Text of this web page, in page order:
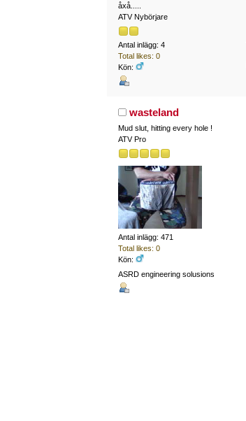
åxå.....
ATV Nybörjare
Antal inlägg: 4
Total likes: 0
Kön:
wasteland
Mud slut, hitting every hole !
ATV Pro
Antal inlägg: 471
Total likes: 0
Kön:
ASRD engineering solusions